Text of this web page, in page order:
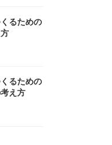
るための
るための
え方